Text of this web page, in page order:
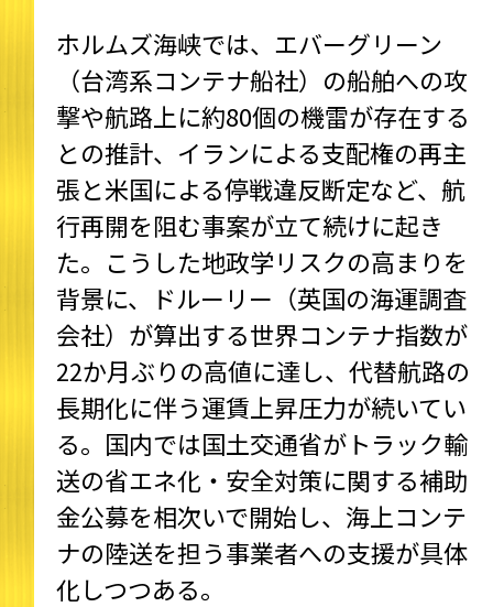
ホルムズ海峡では、エバーグリーン
（台湾系コンテナ船社）の船舶への攻
撃や航路上に約80個の機雷が存在する
との推計、イランによる支配権の再主
張と米国による停戦違反断定など、航
行再開を阻む事案が立て続けに起き
た。こうした地政学リスクの高まりを
背景に、ドルーリー（英国の海運調査
会社）が算出する世界コンテナ指数が
22か月ぶりの高値に達し、代替航路の
長期化に伴う運賃上昇圧力が続いてい
る。国内では国土交通省がトラック輸
送の省エネ化・安全対策に関する補助
金公募を相次いで開始し、海上コンテ
ナの陸送を担う事業者への支援が具体
化しつつある。